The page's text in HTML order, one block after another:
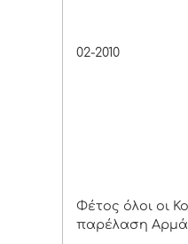
02-2010
Φέτος όλοι οι
παρέλαση